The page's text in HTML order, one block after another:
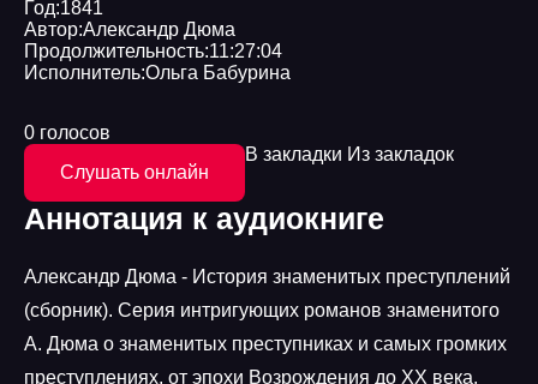
Год:1841
Автор:Александр Дюма
Продолжительность:11:27:04
Исполнитель:Ольга Бабурина
0 голосов
Слушать онлайн
В закладки Из закладок
Аннотация к аудиокниге
Александр Дюма - История знаменитых преступлений
(сборник). Серия интригующих романов знаменитого
А. Дюма о знаменитых преступниках и самых громких
преступлениях, от эпохи Возрождения до XX века.